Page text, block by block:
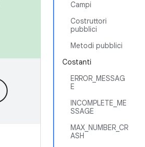
Campi
Costruttori
pubblici
Metodi pubblici
Costanti
ERROR_MESSAG
E
INCOMPLETE_ME
SSAGE
MAX_NUMBER_CR
ASH